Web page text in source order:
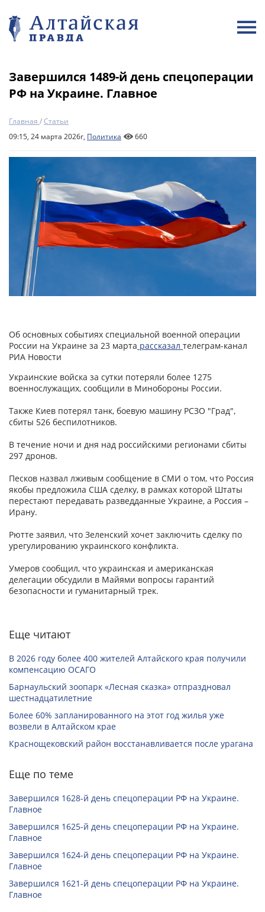
Завершился 1489-й день спецоперации
РФ на Украине. Главное
Главная /Статьи
09:15, 24 марта 2026г, Политика 660
Об основных событиях специальной военной операции
России на Украине за 23 марта рассказал телеграм-канал
РИА Новости
Украинские войска за сутки потеряли более 1275
военнослужащих, сообщили в Минобороны России.
Также Киев потерял танк, боевую машину РСЗО "Град",
сбиты 526 беспилотников.
В течение ночи и дня над российскими регионами сбиты
297 дронов.
Песков назвал лживым сообщение в СМИ о том, что Россия
якобы предложила США сделку, в рамках которой Штаты
перестают передавать разведданные Украине, а Россия –
Ирану.
Рютте заявил, что Зеленский хочет заключить сделку по
урегулированию украинского конфликта.
Умеров сообщил, что украинская и американская
делегации обсудили в Майями вопросы гарантий
безопасности и гуманитарный трек.
Еще читают
В 2026 году более 400 жителей Алтайского края получили
компенсацию ОСАГО
Барнаульский зоопарк «Лесная сказка» отпраздновал
шестнадцатилетние
Более 60% запланированного на этот год жилья уже
возвели в Алтайском крае
Краснощековский район восстанавливается после урагана
Еще по теме
Завершился 1628-й день спецоперации РФ на Украине.
Главное
Завершился 1625-й день спецоперации РФ на Украине.
Главное
Завершился 1624-й день спецоперации РФ на Украине.
Главное
Завершился 1621-й день спецоперации РФ на Украине.
Главное